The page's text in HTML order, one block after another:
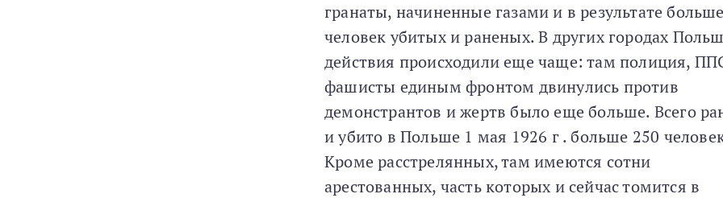
гранаты, начиненные газами и в результате
человек убитых и раненых. В других городах
действия происходили еще чаще: там полиция,
фашисты единым фронтом двинулись против
демонстрантов и жертв было еще больше. Всего
и убито в Польше 1 мая 1926 г . больше 250
Кроме расстрелянных, там имеются сотни
арестованных, часть которых и сейчас томится в